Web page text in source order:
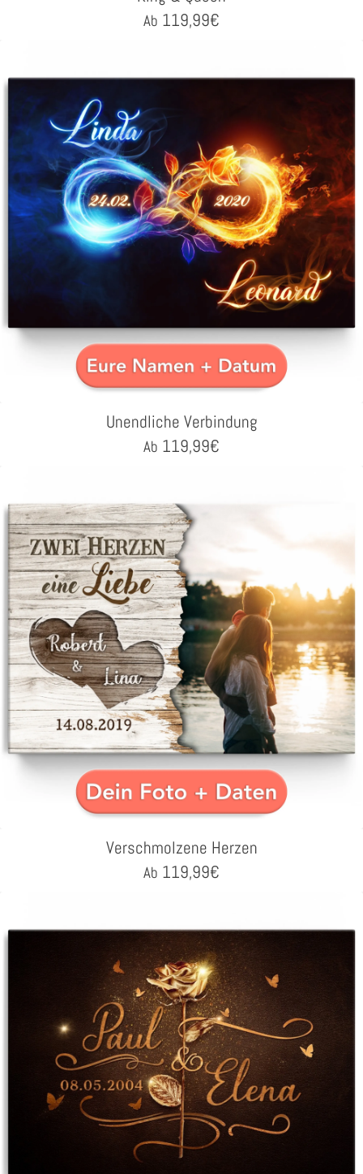
Ab 119,99€
Unendliche Verbindung
Ab 119,99€
Verschmolzene Herzen
Ab 119,99€